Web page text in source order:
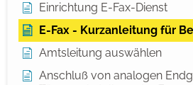
Einrichtung E-Fax-Dienst
E-Fax - Kurzanleitung für
Amtsleitung auswählen
Anschluß von analogen